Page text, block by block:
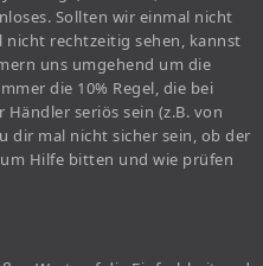
Sollten wir einmal nicht
nicht rechtzeitig sehen, kannst
uns umgehend um die
die 10% Regel, die bei
seriös sein (z.B. von
dir mal nicht sicher sein, ob der
Hilfe bitten und wie prüfen